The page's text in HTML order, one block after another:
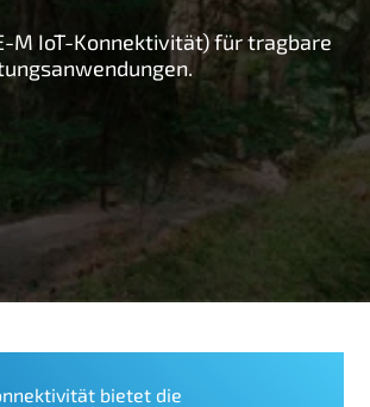
M IoT-Konnektivität) für tragbare
bietet die